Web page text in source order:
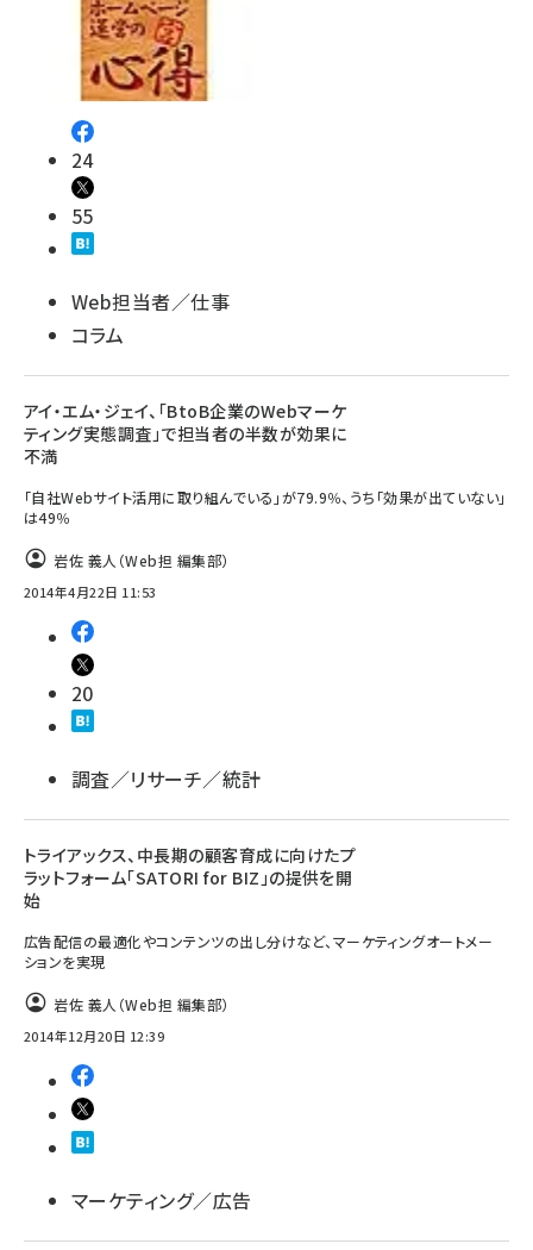
24
55
Web担当者／仕事
コラム
アイ・エム・ジェイ、「BtoB企業のWebマーケ
ティング実態調査」で担当者の半数が効果に
不満
「自社Webサイト活用に取り組んでいる」が79.9％、うち「効果が出ていない」
は49％
岩佐 義人（Web担 編集部）
2014年4月22日 11:53
20
調査／リサーチ／統計
トライアックス、中長期の顧客育成に向けたプ
ラットフォーム「SATORI for BIZ」の提供を開
始
広告配信の最適化やコンテンツの出し分けなど、マーケティングオートメー
ションを実現
岩佐 義人（Web担 編集部）
2014年12月20日 12:39
マーケティング／広告